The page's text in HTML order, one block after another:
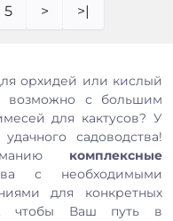
5 > >|
орхидей или кислый
возможно с большим
для кактусов? У
садоводства!
комплексные
с необходимыми
для конкретных
чтобы Ваш путь в